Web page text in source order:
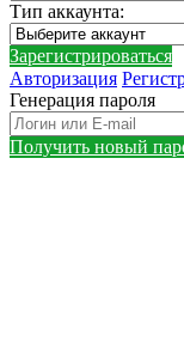
Тип аккаунта:
Зарегистрироваться
Авторизация
Генерация пароля
Получить новый